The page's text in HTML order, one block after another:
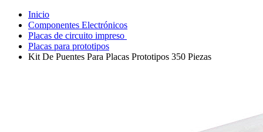
Inicio
Componentes Electrónicos
Placas de circuito impreso
Placas para prototipos
Kit De Puentes Para Placas Prototipos 350 Piezas